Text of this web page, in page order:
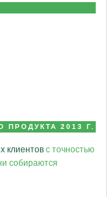
2013 Г.
клиентов с точностью
собираются